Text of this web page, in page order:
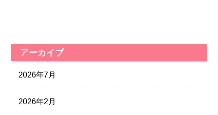
アーカイブ
2026年7月
2026年2月